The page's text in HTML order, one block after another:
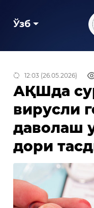
Ўзб
12:03 (26.05.2026)
АҚШда
вирусли
даволаш
дори